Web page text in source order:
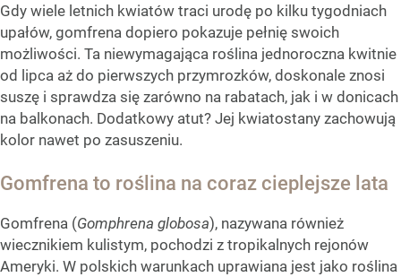
Gdy wiele letnich kwiatów traci urodę po kilku tygodniach
upałów, gomfrena dopiero pokazuje pełnię swoich
możliwości. Ta niewymagająca roślina jednoroczna kwitnie
od lipca aż do pierwszych przymrozków, doskonale znosi
suszę i sprawdza się zarówno na rabatach, jak i w donicach
na balkonach. Dodatkowy atut? Jej kwiatostany zachowują
kolor nawet po zasuszeniu.
Gomfrena to roślina na coraz cieplejsze lata
Gomfrena (Gomphrena globosa), nazywana również
wiecznikiem kulistym, pochodzi z tropikalnych rejonów
Ameryki. W polskich warunkach uprawiana jest jako roślina